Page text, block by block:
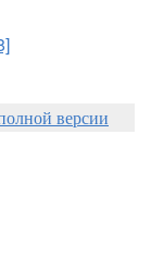
версии